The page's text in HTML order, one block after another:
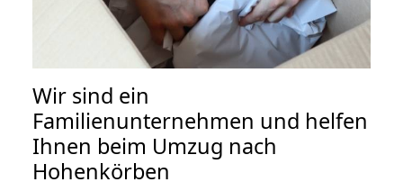
Wir sind ein
Familienunternehmen und helfen
Ihnen beim Umzug nach
Hohenkörben